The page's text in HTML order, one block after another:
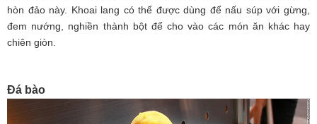
hòn đảo này. Khoai lang có thể được dùng để nấu súp với gừng,
đem nướng, nghiền thành bột để cho vào các món ăn khác hay
chiên giòn.
Đá bào